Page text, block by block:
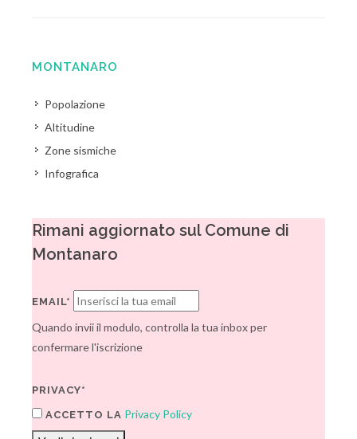
MONTANARO
Popolazione
Altitudine
Zone sismiche
Infografica
Rimani aggiornato sul Comune di
Montanaro
EMAIL*
Quando invii il modulo, controlla la tua inbox per
confermare l'iscrizione
PRIVACY*
ACCETTO LA Privacy Policy